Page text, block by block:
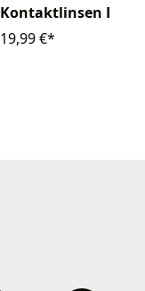
Kontaktlinsen
19,99 €*